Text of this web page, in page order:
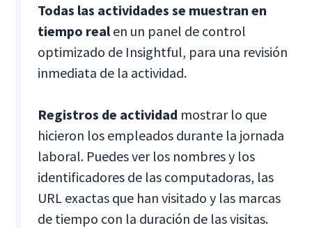
Todas las actividades se muestran en
tiempo real en un panel de control
optimizado de Insightful, para una revisión
inmediata de la actividad.
Registros de actividad mostrar lo que
hicieron los empleados durante la jornada
laboral. Puedes ver los nombres y los
identificadores de las computadoras, las
URL exactas que han visitado y las marcas
de tiempo con la duración de las visitas.